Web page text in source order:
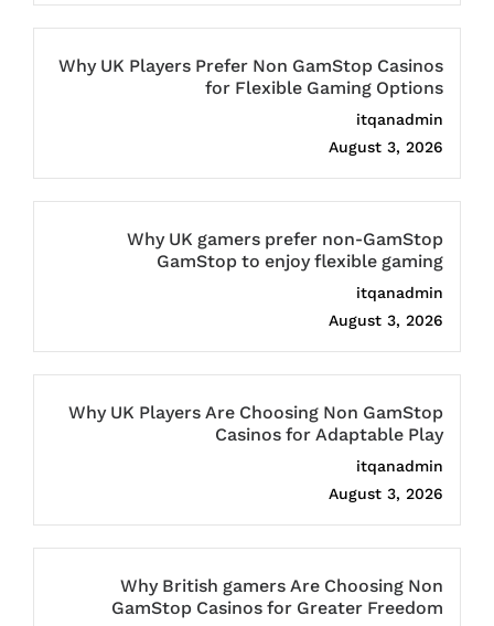
Why UK Players Prefer Non GamStop Casinos
for Flexible Gaming Options
itqanadmin
August 3, 2026
Why UK gamers prefer non-GamStop
GamStop to enjoy flexible gaming
itqanadmin
August 3, 2026
Why UK Players Are Choosing Non GamStop
Casinos for Adaptable Play
itqanadmin
August 3, 2026
Why British gamers Are Choosing Non
GamStop Casinos for Greater Freedom